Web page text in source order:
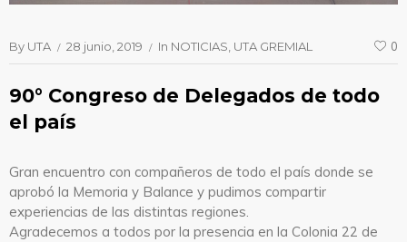
By UTA 28 junio, 2019 In NOTICIAS UTA GREMIAL 0
90° Congreso de Delegados de todo
el país
Gran encuentro con compañeros de todo el país donde se
aprobó la Memoria y Balance y pudimos compartir
experiencias de las distintas regiones.
Agradecemos a todos por la presencia en la Colonia 22 de